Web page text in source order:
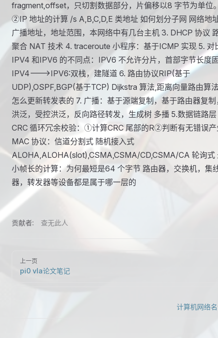
fragment,offset，只切割数据部分，片偏移以8 字节为单位
②IP 地址的计算 /s A,B,C,D,E 类地址 如何划分子网 网络地
广播地址，地址范围，本网络中有几台主机 3. DHCP 协议
聚合 NAT 技术 4. traceroute 小程序：基于ICMP 实现 5. 对
IPV4 和IPV6 的不同点：IPV6 不允许分片，首部字节长度
IPV4--->IPV6:双栈，建隧道 6. 路由协议RIP(基于
UDP),OSPF,BGP(基于TCP) Dijkstra 算法,距离向量路由算
怎么更新转发表的 7. 广播：基于源端复制，基于路由器复制
洪泛，受控洪泛，反向路径转发，生成树 多播 5.数据链路层
CRC 循环冗余校验：①计算CRC 尾部的R②判断有无错误
MAC 协议：信道分割式 随机接入式
ALOHA,ALOHA(slot),CSMA,CSMA/CD,CSMA/CA 轮询式
小帧长的计算：为何最短是64 个字节 路由器，交换机，集
器，转发器等设备都是属于哪一层的
贡献者: 查无此人
上一页
pi0 vla论文笔记
计算机网络